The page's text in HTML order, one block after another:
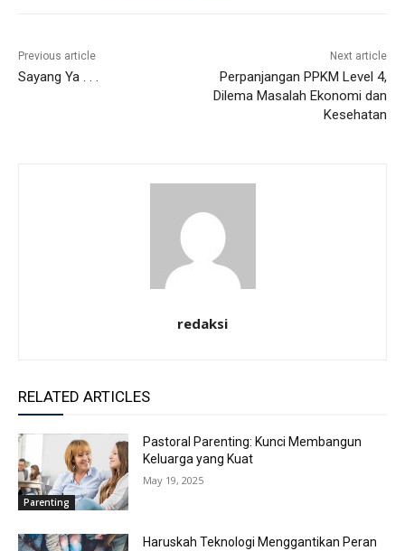
Previous article
Sayang Ya . . .
Next article
Perpanjangan PPKM Level 4,
Dilema Masalah Ekonomi dan
Kesehatan
redaksi
RELATED ARTICLES
Parenting
Pastoral Parenting: Kunci Membangun
Keluarga yang Kuat
May 19, 2025
Haruskah Teknologi Menggantikan Peran